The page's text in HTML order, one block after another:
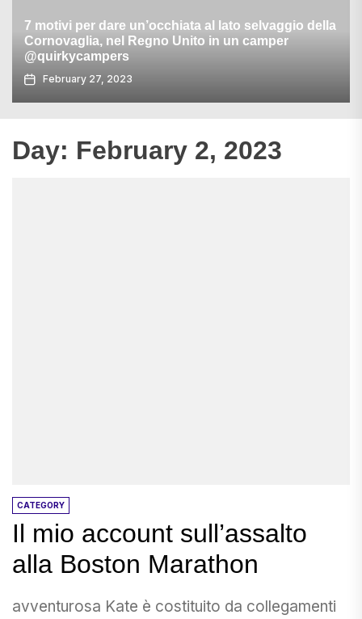
7 motivi per dare un’occhiata al lato selvaggio della
Cornovaglia, nel Regno Unito in un camper
@quirkycampers
February 27, 2023
Day: February 2, 2023
CATEGORY
Il mio account sull’assalto
alla Boston Marathon
avventurosa Kate è costituito da collegamenti